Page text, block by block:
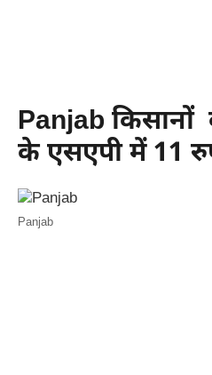
Panjab किसानों
के एसएपी में 11
Panjab